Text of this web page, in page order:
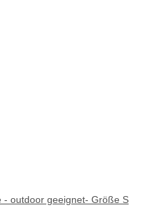
- outdoor geeignet- Größe S